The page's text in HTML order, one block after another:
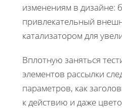
изменениям в дизайне:
привлекательный
катализатором для
Вплотную заняться
элементов рассылки
параметров, как
к действию и даже